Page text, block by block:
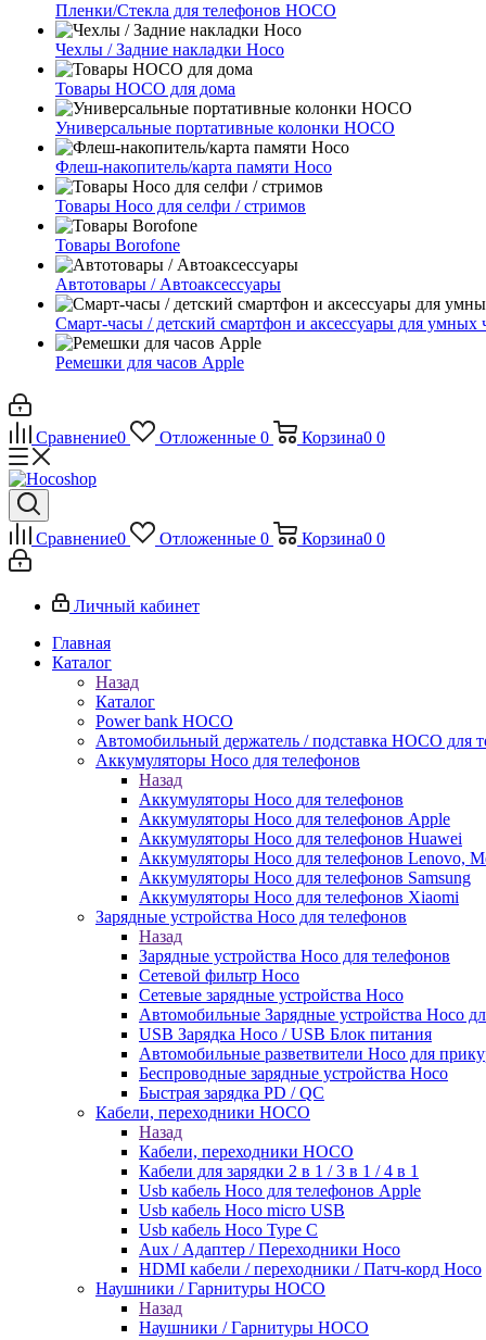
Пленки/Стекла для телефонов HOCO
Чехлы / Задние накладки Hoco
Товары HOCO для дома
Универсальные портативные колонки HOCO
Флеш-накопитель/карта памяти Hoco
Товары Hoco для селфи / стримов
Товары Borofone
Автотовары / Автоаксессуары
Смарт-часы / детский смартфон и аксессуары для умных
Ремешки для часов Apple
Сравнение0 Отложенные 0 Корзина0 0
Сравнение0 Отложенные 0 Корзина0 0
Личный кабинет
Главная
Каталог
Назад
Каталог
Power bank HOCO
Автомобильный держатель / подставка HOCO для
Аккумуляторы Hoco для телефонов
Назад
Аккумуляторы Hoco для телефонов
Аккумуляторы Hoco для телефонов Apple
Аккумуляторы Hoco для телефонов Huawei
Аккумуляторы Hoco для телефонов Lenovo,
Аккумуляторы Hoco для телефонов Samsung
Аккумуляторы Hoco для телефонов Xiaomi
Зарядные устройства Hoco для телефонов
Назад
Зарядные устройства Hoco для телефонов
Сетевой фильтр Hoco
Сетевые зарядные устройства Hoco
Автомобильные Зарядные устройства Hoco
USB Зарядка Hoco / USB Блок питания
Автомобильные разветвители Hoco для
Беспроводные зарядные устройства Hoco
Быстрая зарядка PD / QC
Кабели, переходники HOCO
Назад
Кабели, переходники HOCO
Кабели для зарядки 2 в 1 / 3 в 1 / 4 в 1
Usb кабель Hoco для телефонов Apple
Usb кабель Hoco micro USB
Usb кабель Hoco Type C
Aux / Адаптер / Переходники Hoco
HDMI кабели / переходники / Патч-корд Hoco
Наушники / Гарнитуры HOCO
Назад
Наушники / Гарнитуры HOCO